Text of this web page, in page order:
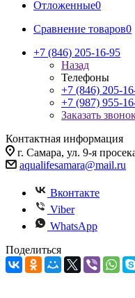
Отложенные0
Сравнение товаров0
+7 (846) 205-16-95
Назад
Телефоны
+7 (846) 205-
+7 (987) 955-
Заказать
Контактная информация
г. Самара, ул. 9-я
aqualifesamara@mail.ru
Вконтакте
Viber
WhatsApp
Поделиться